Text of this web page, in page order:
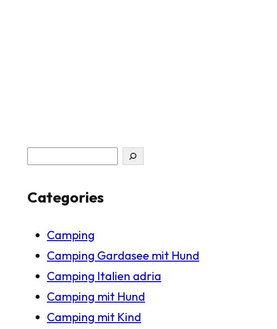
c
Categories
Camping
Camping Gardasee mit Hund
Camping Italien adria
Camping mit Hund
Camping mit Kind